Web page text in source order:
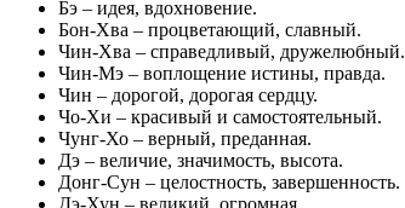
Бэ – идея, вдохновение.
Бон-Хва – процветающий, славный.
Чин-Хва – справедливый, дружелюбный.
Чин-Мэ – воплощение истины, правда.
Чин – дорогой, дорогая сердцу.
Чо-Хи – красивый и самостоятельный.
Чунг-Хо – верный, преданная.
Дэ – величие, значимость, высота.
Донг-Сун – целостность, завершенность.
Дэ-Хун – великий, огромная.